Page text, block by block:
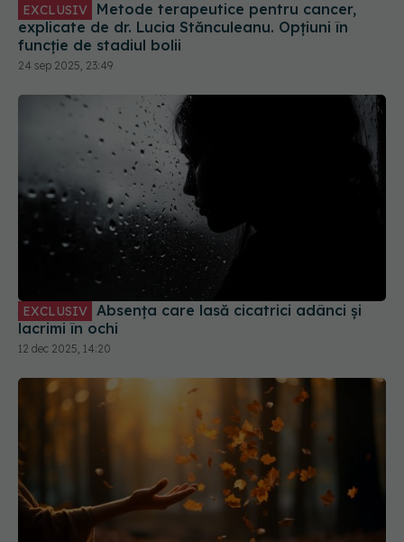
EXCLUSIV
explicate de dr. Lucia Stănculeanu. Opțiuni în
funcție de stadiul bolii
24 sep 2025, 23:49
EXCLUSIV
lacrimi în ochi
12 dec 2025, 14:20